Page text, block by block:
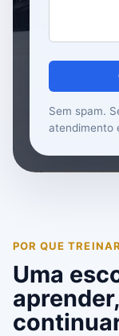
Sem spam.
atendimento
POR QUE
Uma